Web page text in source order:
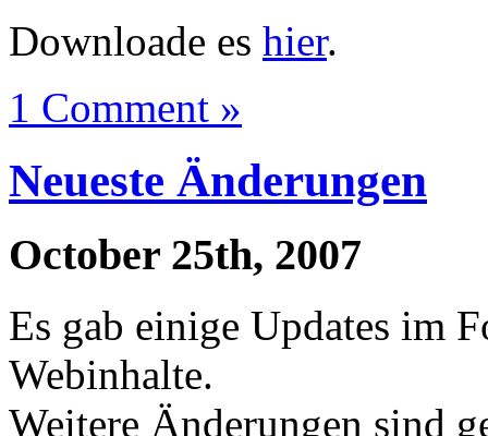
Downloade es hier.
1 Comment »
Neueste Änderungen
October 25th, 2007
Es gab einige Updates im
Webinhalte.
Weitere Änderungen sind